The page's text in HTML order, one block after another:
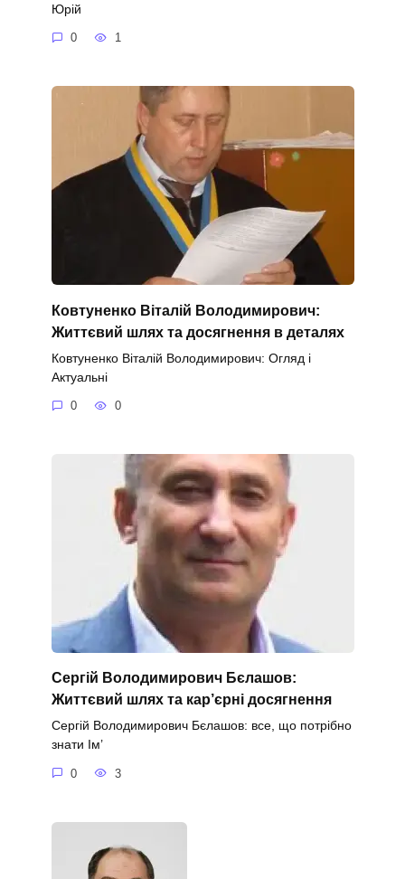
Юрій
0 1
Ковтуненко Віталій Володимирович:
Життєвий шлях та досягнення в деталях
Ковтуненко Віталій Володимирович: Огляд і
Актуальні
0 0
Сергій Володимирович Бєлашов:
Життєвий шлях та кар’єрні досягнення
Сергій Володимирович Бєлашов: все, що потрібно
знати Ім’
0 3